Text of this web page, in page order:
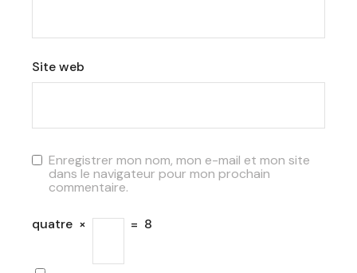
Site web
Enregistrer mon nom, mon e-mail et mon site
dans le navigateur pour mon prochain
commentaire.
quatre × = 8